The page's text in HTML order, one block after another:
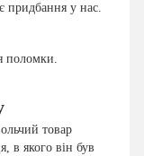
придбання у нас.
поломки.
товар
в якого він був